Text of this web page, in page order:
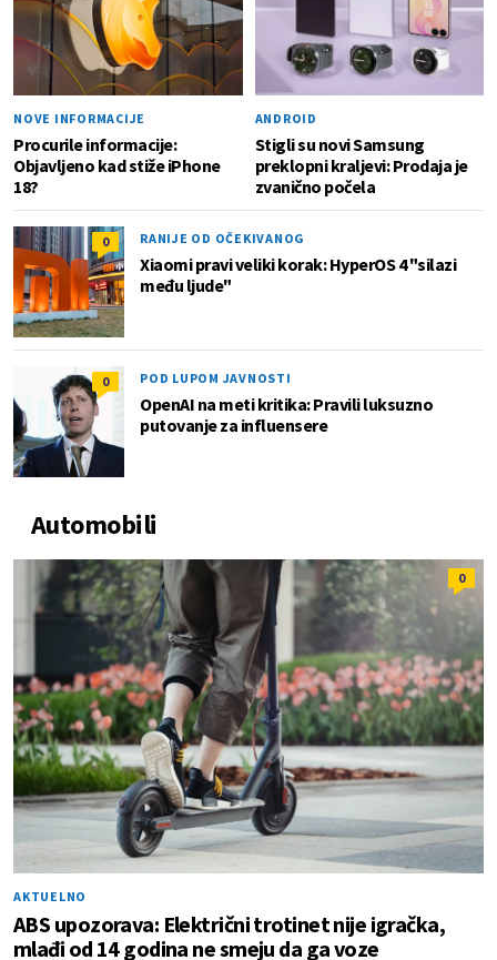
NOVE INFORMACIJE
Procurile informacije:
Objavljeno kad stiže iPhone
18?
ANDROID
Stigli su novi Samsung
preklopni kraljevi: Prodaja je
zvanično počela
0 RANIJE OD OČEKIVANOG
Xiaomi pravi veliki korak: HyperOS 4 "silazi
među ljude"
0 POD LUPOM JAVNOSTI
OpenAI na meti kritika: Pravili luksuzno
putovanje za influensere
Automobili
0
AKTUELNO
ABS upozorava: Električni trotinet nije igračka,
mlađi od 14 godina ne smeju da ga voze